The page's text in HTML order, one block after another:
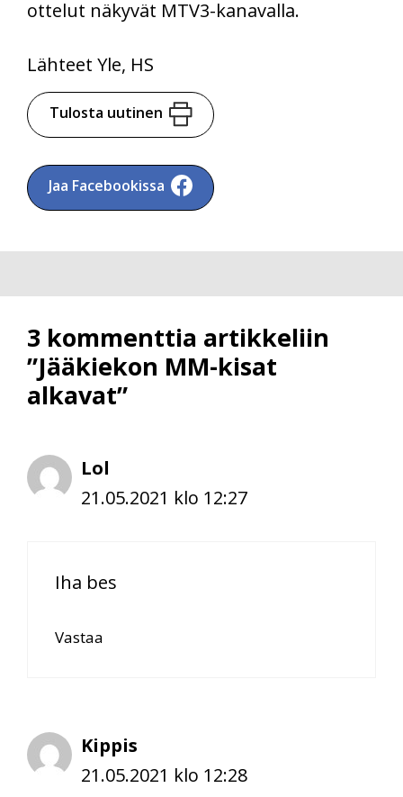
ottelut näkyvät MTV3-kanavalla.
Lähteet Yle, HS
Tulosta uutinen
Jaa Facebookissa
3 kommenttia artikkeliin
”Jääkiekon MM-kisat
alkavat”
Lol
21.05.2021 klo 12:27
Iha bes
Vastaa
Kippis
21.05.2021 klo 12:28